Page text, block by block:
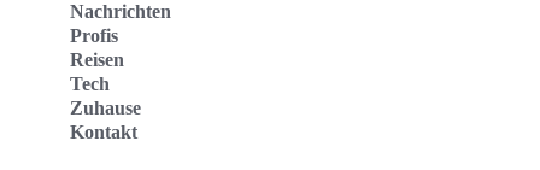
Nachrichten
Profis
Reisen
Tech
Zuhause
Kontakt